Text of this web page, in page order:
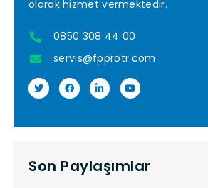
olarak hizmet vermektedir.
0850 308 44 00
servis@fpprotr.com
Son Paylaşımlar